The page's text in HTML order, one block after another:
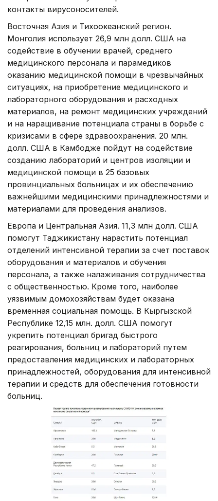
контакты вирусоносителей.
Восточная Азия и Тихоокеанский регион.
Монголия использует 26,9 млн долл. США на
содействие в обучении врачей, среднего
медицинского персонала и парамедиков
оказанию медицинской помощи в чрезвычайных
ситуациях, на приобретение медицинского и
лабораторного оборудования и расходных
материалов, на ремонт медицинских учреждений
и на наращивание потенциала страны в борьбе с
кризисами в сфере здравоохранения. 20 млн.
долл. США в Камбодже пойдут на содействие
созданию лабораторий и центров изоляции и
медицинской помощи в 25 базовых
провинциальных больницах и их обеспечению
важнейшими медицинскими принадлежностями и
материалами для проведения анализов.
Европа и Центральная Азия. 11,3 млн долл. США
помогут Таджикистану нарастить потенциал
отделений интенсивной терапии за счет поставок
оборудования и материалов и обучения
персонала, а также налаживания сотрудничества
с общественностью. Кроме того, наиболее
уязвимым домохозяйствам будет оказана
временная социальная помощь. В Кыргызской
Республике 12,15 млн. долл. США помогут
укрепить потенциал бригад быстрого
реагирования, больниц и лабораторий путем
предоставления медицинских и лабораторных
принадлежностей, оборудования для интенсивной
терапии и средств для обеспечения готовности
больниц.